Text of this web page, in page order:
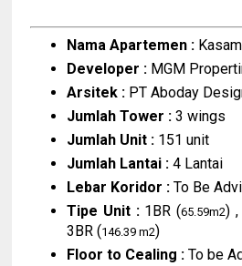
Nama Apartemen :
Developer : MGM
Arsitek : PT Aboday
Jumlah Tower :3 wings
Jumlah Unit : 151 unit
Jumlah Lantai : 4 Lantai
Lebar Koridor : To Be
Tipe Unit :1BR (65.59m2) ,
3BR (146.39 m2)
Floor to Cealing : To be